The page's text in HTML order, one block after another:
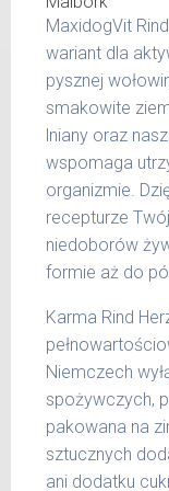
25 kg
26 -
35 kg
36 -
50 kg
51 -
Podane
aktywności,
czynników.
Waga
g/1018 |
MaxidogVit
wariant dla
pysznej
smakowite
lniany oraz
wspomaga
organizmie.
recepturze
niedoborów
formie aż do
Karma Rind
Niemczech
spożywczych,
pakowana na
sztucznych
ani dodatku